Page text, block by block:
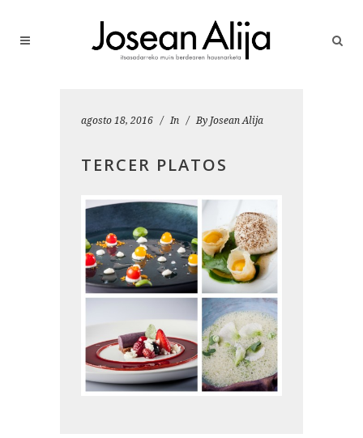
agosto 18, 2016 In By Josean Alija
TERCER PLATOS